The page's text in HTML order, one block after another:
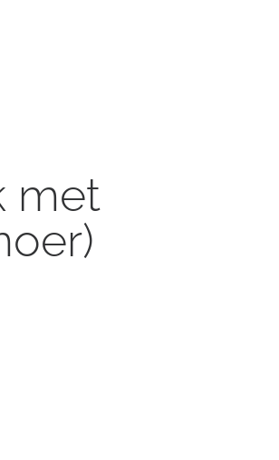
met